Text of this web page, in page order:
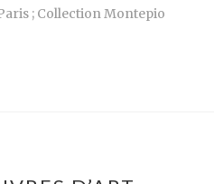
; Collection Montepio